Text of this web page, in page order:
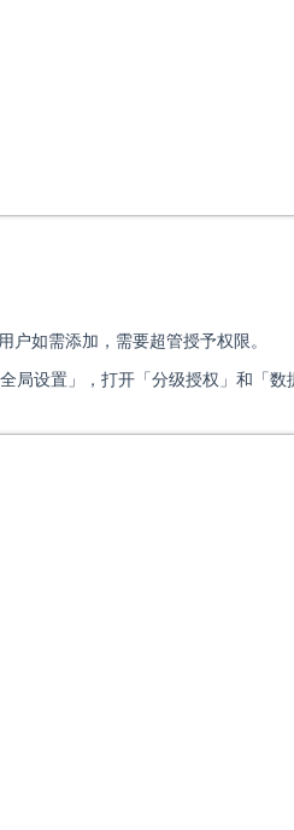
户如需添加，需要超管授予权限。
局设置」，打开「分级授权」和「数